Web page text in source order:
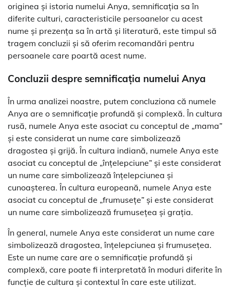
originea și istoria numelui Anya, semnificația sa în
diferite culturi, caracteristicile persoanelor cu acest
nume și prezența sa în artă și literatură, este timpul să
tragem concluzii și să oferim recomandări pentru
persoanele care poartă acest nume.
Concluzii despre semnificația numelui Anya
În urma analizei noastre, putem concluziona că numele
Anya are o semnificație profundă și complexă. În cultura
rusă, numele Anya este asociat cu conceptul de „mama”
și este considerat un nume care simbolizează
dragostea și grijă. În cultura indiană, numele Anya este
asociat cu conceptul de „înțelepciune” și este considerat
un nume care simbolizează înțelepciunea și
cunoașterea. În cultura europeană, numele Anya este
asociat cu conceptul de „frumusețe” și este considerat
un nume care simbolizează frumusețea și grația.
În general, numele Anya este considerat un nume care
simbolizează dragostea, înțelepciunea și frumusețea.
Este un nume care are o semnificație profundă și
complexă, care poate fi interpretată în moduri diferite în
funcție de cultura și contextul în care este utilizat.